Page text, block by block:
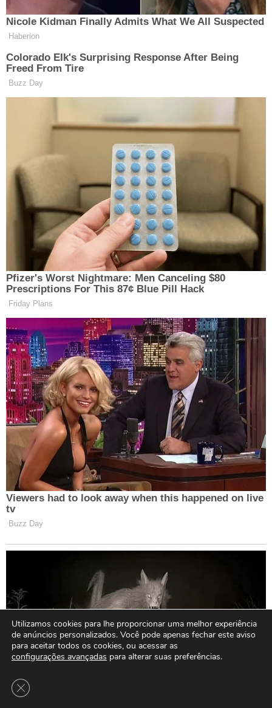
Utilizamos cookies para lhe proporcionar uma melhor experiência
de anúncios personalizados. Você pode apenas fechar este aviso
para aceitar todos os cookies, ou acessar as
configurações avançadas para alterar suas preferências.
Close GDPR Cookie Banner